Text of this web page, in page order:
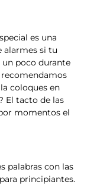
es una
alarmes si tu
poco durante
coloques en
El tacto de las
momentos el
palabras con las
principiantes.